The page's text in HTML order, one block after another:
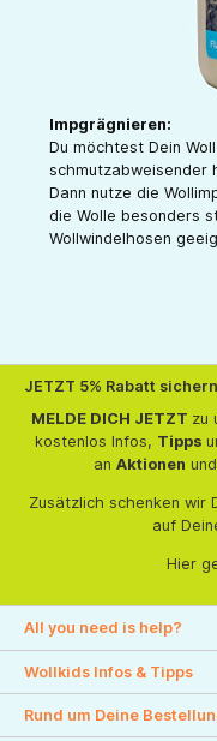
Impgrägnieren:
Du möchtest Dein
schmutzabweisender
Dann nutze die
die Wolle besonders
Wollwindelhosen
JETZT 5% Rabatt
MELDE DICH JETZT zu
kostenlos Infos, Tipps
an Aktionen und
Zusätzlich schenken wir
auf
Hier
All you need is help?
Wollkids Infos & Tipps
Rund um Deine